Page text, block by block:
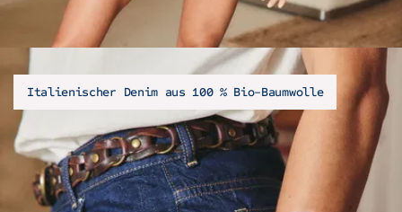
Italienischer Denim aus 100 % Bio-Baumwolle